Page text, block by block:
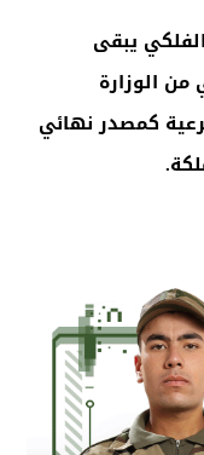
يبقى
من الوزارة
كمصدر نهائي
.